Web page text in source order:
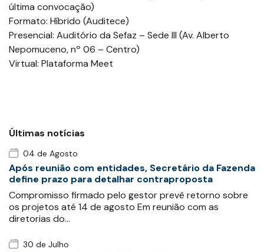
última convocação)
Formato: Híbrido (Auditece)
Presencial: Auditório da Sefaz – Sede III (Av. Alberto
Nepomuceno, nº 06 – Centro)
Virtual: Plataforma Meet
Últimas notícias
04 de Agosto
Após reunião com entidades, Secretário da Fazenda
define prazo para detalhar contraproposta
Compromisso firmado pelo gestor prevê retorno sobre
os projetos até 14 de agosto Em reunião com as
diretorias do…
30 de Julho